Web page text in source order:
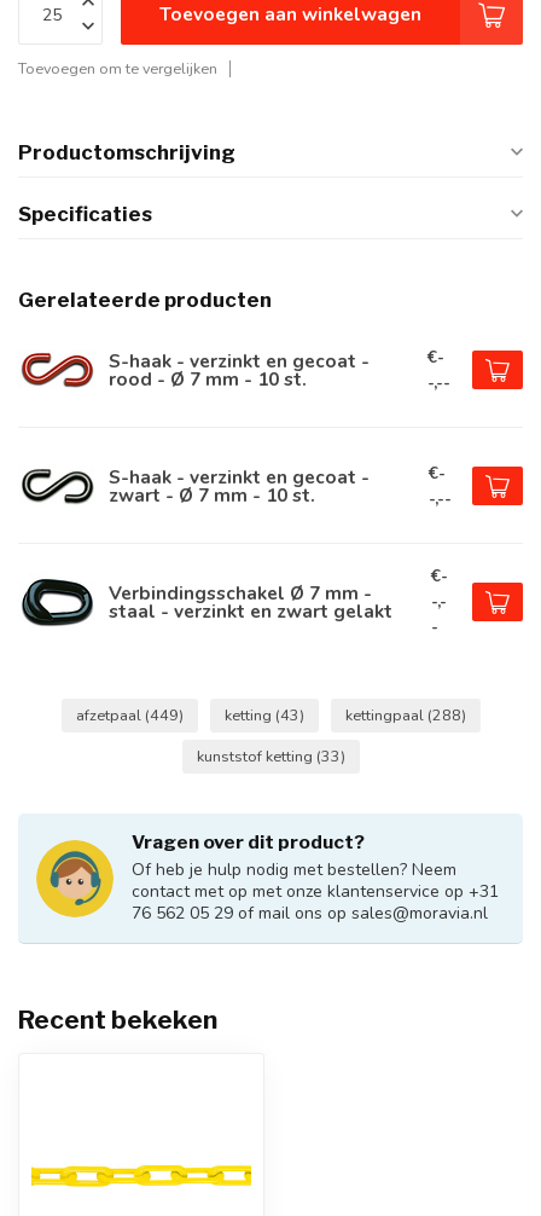
Toevoegen aan winkelwagen
Toevoegen om te vergelijken
Productomschrijving
Specificaties
Gerelateerde producten
S-haak - verzinkt en gecoat -
rood - Ø 7 mm - 10 st.
€-
-,--
S-haak - verzinkt en gecoat -
zwart - Ø 7 mm - 10 st.
€-
-,--
Verbindingsschakel Ø 7 mm -
staal - verzinkt en zwart gelakt
€-
-,-
-
afzetpaal (449) ketting (43) kettingpaal (288)
kunststof ketting (33)
Vragen over dit product?
Of heb je hulp nodig met bestellen? Neem
contact met op met onze klantenservice op +31
76 562 05 29 of mail ons op sales@moravia.nl
Recent bekeken